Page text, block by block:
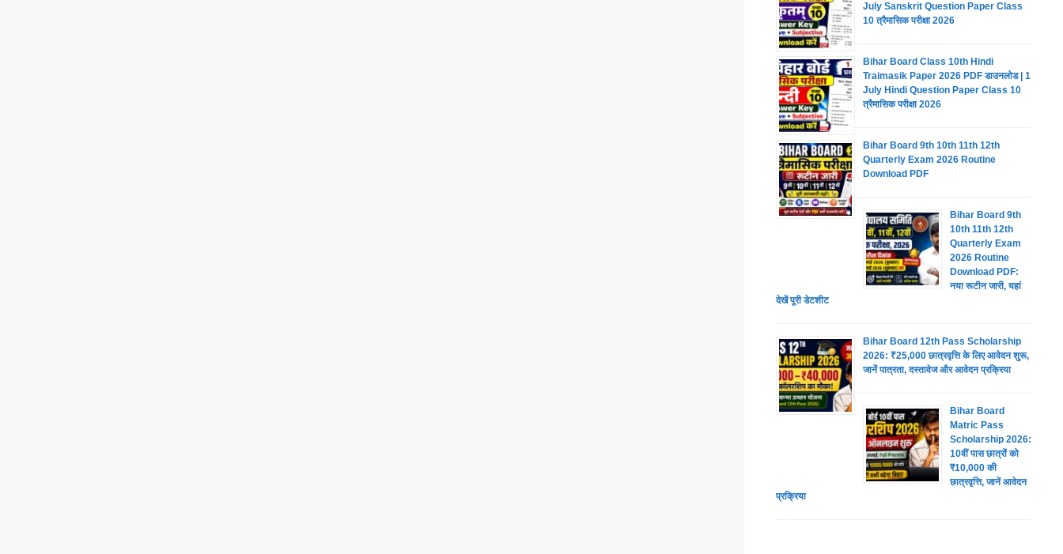
July Sanskrit Question Paper Class
10 त्रैमासिक परीक्षा 2026
Bihar Board Class 10th Hindi
Traimasik Paper 2026 PDF डाउनलोड | 1
July Hindi Question Paper Class 10
त्रैमासिक परीक्षा 2026
Bihar Board 9th 10th 11th 12th
Quarterly Exam 2026 Routine
Download PDF
Bihar Board 9th
10th 11th 12th
Quarterly Exam
2026 Routine
Download PDF:
नया रूटीन जारी, यहां
देखें पूरी डेटशीट
Bihar Board 12th Pass Scholarship
2026: ₹25,000 छात्रवृत्ति के लिए आवेदन शुरू,
जानें पात्रता, दस्तावेज और आवेदन प्रक्रिया
Bihar Board
Matric Pass
Scholarship 2026:
10वीं पास छात्रों को
₹10,000 की
छात्रवृत्ति, जानें आवेदन
प्रक्रिया